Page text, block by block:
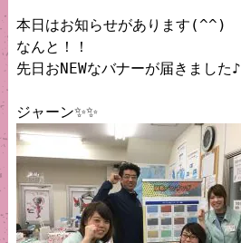
本日はお知らせがあります(^^)
なんと！！
先日おNEWなバナーが届きました♪